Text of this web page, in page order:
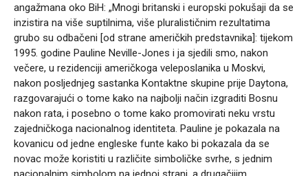
angažmana oko BiH: „Mnogi britanski i europski pokušaji da se
inzistira na više suptilnima, više pluralističnim rezultatima
grubo su odbačeni [od strane američkih predstavnika]: tijekom
1995. godine Pauline Neville-Jones i ja sjedili smo, nakon
večere, u rezidenciji američkoga veleposlanika u Moskvi,
nakon posljednjeg sastanka Kontaktne skupine prije Daytona,
razgovarajući o tome kako na najbolji način izgraditi Bosnu
nakon rata, i posebno o tome kako promovirati neku vrstu
zajedničkoga nacionalnog identiteta. Pauline je pokazala na
kovanicu od jedne engleske funte kako bi pokazala da se
novac može koristiti u različite simboličke svrhe, s jednim